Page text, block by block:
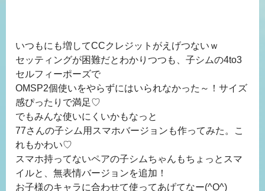
いつもにも増してCCクレジットがえげつないｗ
セッティングが困難だとわかりつつも、子シムの4to3
セルフィーポーズで
OMSP2個使いをやらずにはいられなかった～！サイズ
感ぴったりで満足♡
でもみんな使いにくいかもなっと
77さんの子シム用スマホバージョンも作ってみた。こ
れもかわい♡
スマホ持ってないペアの子シムちゃんもちょっとスマ
イルと、無表情バージョンを追加！
お子様のキャラに合わせて使ってあげてなー(^O^)